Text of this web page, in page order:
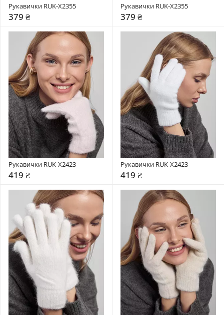
Рукавички RUK-X2355
379 ₴
Рукавички RUK-X2355
379 ₴
Рукавички RUK-X2423
419 ₴
Рукавички RUK-X2423
419 ₴